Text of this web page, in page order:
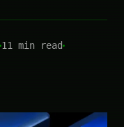
11 min read